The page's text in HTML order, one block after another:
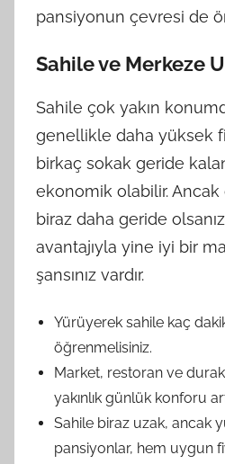
pansiyonun çevresi de
Sahile ve Merkeze
Sahile çok yakın
genellikle daha yüksek
birkaç sokak geride
ekonomik olabilir. Ancak
biraz daha geride
avantajıyla yine iyi bir
şansınız vardır.
Yürüyerek sahile kaç
öğrenmelisiniz.
Market, restoran ve
yakınlık günlük konforu
Sahile biraz uzak, ancak
pansiyonlar, hem uygun